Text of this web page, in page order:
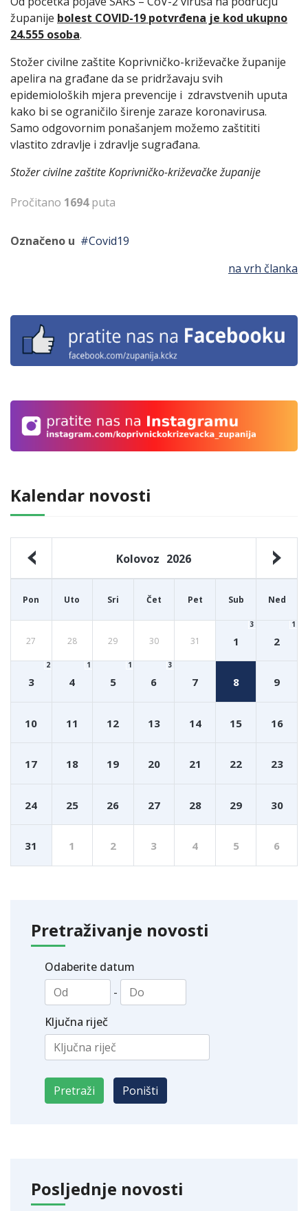
Kalendar novosti
Kolovoz 2026
Pon Uto Sri Čet Pet Sub Ned
27 28 29 30 31 1
3
2
1
3
2
4
1
5
1
6
3
7 8 9
10 11 12 13 14 15 16
17 18 19 20 21 22 23
24 25 26 27 28 29 30
31 1 2 3 4 5 6
Pretraživanje novosti
Odaberite datum
-
Ključna riječ
Posljednje novosti
županije bolest COVID-19 potvrđena je kod ukupno
24.555 osoba.
Stožer civilne zaštite Koprivničko-križevačke županije
apelira na građane da se pridržavaju svih
epidemioloških mjera prevencije i zdravstvenih uputa
kako bi se ograničilo širenje zaraze koronavirusa.
Samo odgovornim ponašanjem možemo zaštititi
vlastito zdravlje i zdravlje sugrađana.
Stožer civilne zaštite Koprivničko-križevačke županije
Pročitano 1694puta
Označeno u
Covid19
na vrh članka